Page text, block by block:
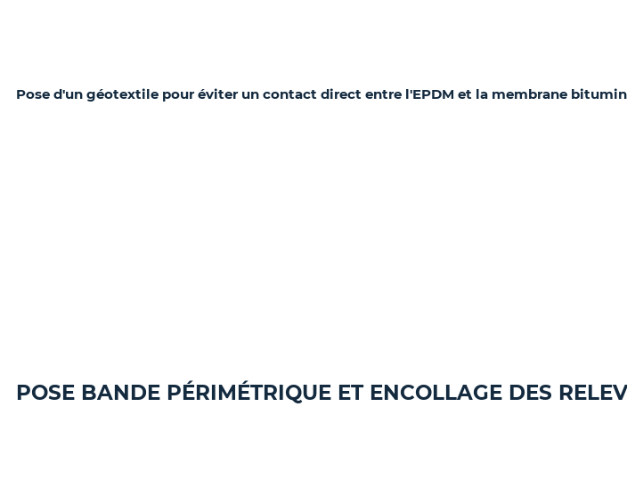
Pose d'un géotextile pour éviter un contact direct entre l'EPDM et la membrane
POSE BANDE PÉRIMÉTRIQUE ET ENCOLLAGE DES